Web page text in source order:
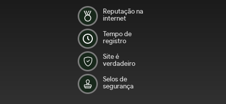
Reputação na
internet
Tempo de
registro
Site é
verdadeiro
Selos de
segurança